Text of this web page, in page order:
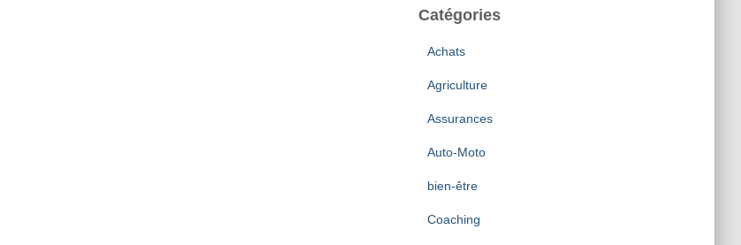
h
Catégories
Achats
Agriculture
Assurances
Auto-Moto
bien-être
Coaching